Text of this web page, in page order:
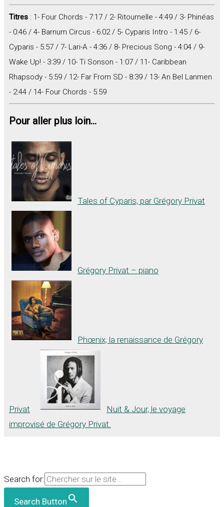
Titres : 1- Four Chords - 7:17 / 2- Ritournelle - 4:49 / 3- Phinéas
- 0:46 / 4- Barnum Circus - 6:02 / 5- Cyparis Intro - 1:45 / 6-
Cyparis - 5:57 / 7- Lari-A - 4:36 / 8- Precious Song - 4:04 / 9-
Wake Up! - 3:39 / 10- Ti Sonson - 1:07 / 11- Caribbean
Rhapsody - 5:59 / 12- Far From SD - 8:39 / 13- An Bel Lanmen
- 2:44 / 14- Four Chords - 5:59
Pour aller plus loin...
Tales of Cyparis, par Grégory Privat
Grégory Privat – piano
Phœnix, la renaissance de Grégory
Privat
Nuit & Jour, le voyage
improvisé de Grégory Privat.
Search for:
Search Button